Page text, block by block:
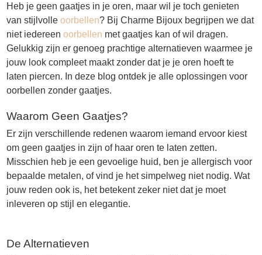
Heb je geen gaatjes in je oren, maar wil je toch genieten
van stijlvolle oorbellen? Bij Charme Bijoux begrijpen we dat
niet iedereen oorbellen met gaatjes kan of wil dragen.
Gelukkig zijn er genoeg prachtige alternatieven waarmee je
jouw look compleet maakt zonder dat je je oren hoeft te
laten piercen. In deze blog ontdek je alle oplossingen voor
oorbellen zonder gaatjes.
Waarom Geen Gaatjes?
Er zijn verschillende redenen waarom iemand ervoor kiest
om geen gaatjes in zijn of haar oren te laten zetten.
Misschien heb je een gevoelige huid, ben je allergisch voor
bepaalde metalen, of vind je het simpelweg niet nodig. Wat
jouw reden ook is, het betekent zeker niet dat je moet
inleveren op stijl en elegantie.
De Alternatieven